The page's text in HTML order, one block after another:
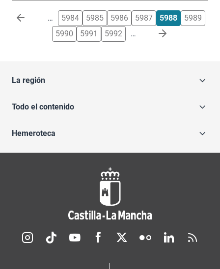
Paginación … 5984 5985 5986 5987 5988
5989
5990
5991 5992 …
La región
Todo el contenido
Hemeroteca
Redes sociales JCCM